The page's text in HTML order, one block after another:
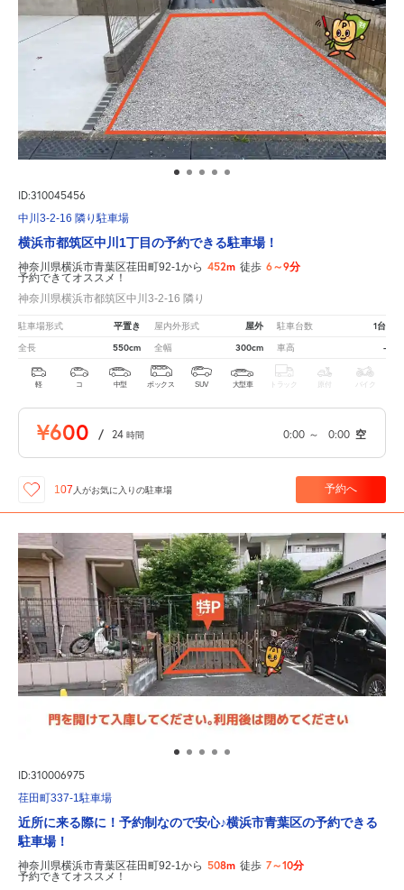
ID:310045456
中川3-2-16 隣り駐車場
横浜市都筑区中川1丁目の予約できる駐車場！
神奈川県横浜市青葉区荏田町92-1から 452m 徒歩 6～9分
予約できてオススメ！
神奈川県横浜市都筑区中川3-2-16 隣り
駐車場形式 平置き 屋内外形式 屋外 駐車台数 1台
全長 550cm 全幅 300cm 車高 -
軽 コ 中型 ボックス SUV 大型車 トラック 原付 バイク
¥600 / 24 時間 0:00 ～ 0:00 空
107 人がお気に入りの駐車場 予約へ
ID:310006975
荏田町337-1駐車場
近所に来る際に！予約制なので安心♪横浜市青葉区の予約できる
駐車場！
神奈川県横浜市青葉区荏田町92-1から 508m 徒歩 7～10分
予約できてオススメ！